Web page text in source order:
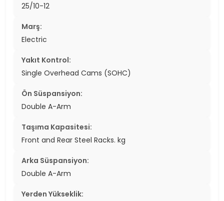
25/10-12
Marş:
Electric
Yakıt Kontrol:
Single Overhead Cams (SOHC)
Ön Süspansiyon:
Double A-Arm
Taşıma Kapasitesi:
Front and Rear Steel Racks. kg
Arka Süspansiyon:
Double A-Arm
Yerden Yükseklik: